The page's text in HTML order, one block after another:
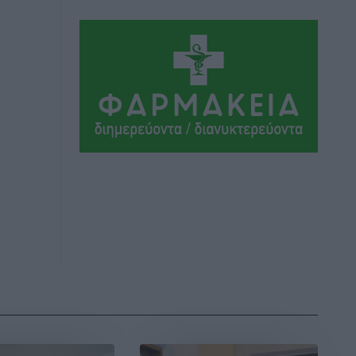
Ιάλυσος Β’: Νωρίς νωρίς μπήκαν στα
βάσανα της προετοιμασίας
πριν 6 ώρες
Εθνικός Αρχίπολης: Μεγάλο βήμα
προόδου η ίδρυση Ακαδημίας
εκατομμύρια ευρώ σε κέρδη μοίρασε
πριν 7 ώρες